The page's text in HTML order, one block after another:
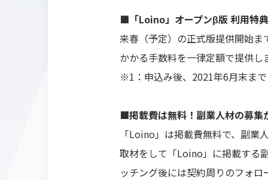
■「Loino」オープンβ版 利用特典
来春（予定）の正式版提供開始
かかる手数料を一律定額で提供
※1：申込み後、2021年6月末ま
■掲載費は無料！副業人材の募集
「Loino」は掲載費無料で、副
取材をして「Loino」に掲載する
ッチング後には契約周りのフォ